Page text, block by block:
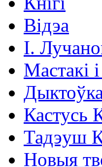
Відэа
І.
Мастакі
Кастусь
Тадэуш
Новыя